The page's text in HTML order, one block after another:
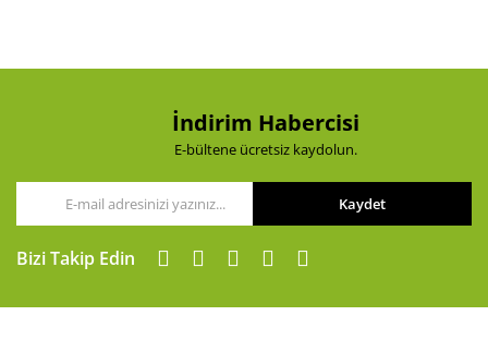
Ürün fiyatı diğer sitelerden daha pahalı.
Gönder
İndirim Habercisi
E-bültene ücretsiz kaydolun.
Kaydet
Bizi Takip Edin